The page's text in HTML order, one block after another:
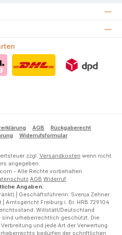
AGB
Rückgaberecht
Widerrufsformular
zzgl. Versandkosten wenn nicht
angegeben.
- Alle Rechte vorbehalten
AGB Widerruf
Angaben:
| Geschäftsführerin: Svenja Zehner
| Amtsgericht Freiburg i. Br. HRB 729104
Willstätt/Deutschland
urheberrechtlich geschützt. Die
und jede Art der Verwertung
bedürfen der schriftlichen